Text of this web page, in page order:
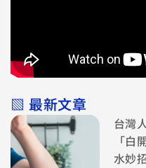
▧ 最新文章
台灣
「
水妙